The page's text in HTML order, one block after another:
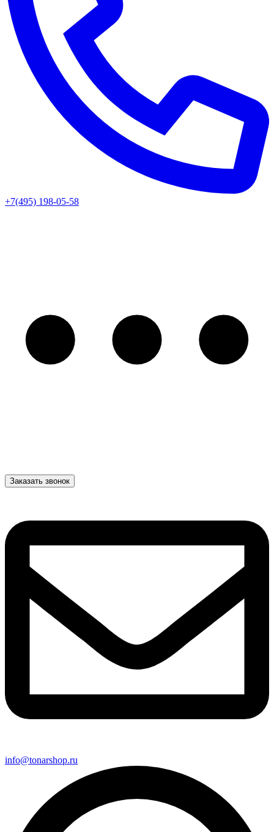
+7(495) 198-05-58
Заказать звонок
info@tonarshop.ru